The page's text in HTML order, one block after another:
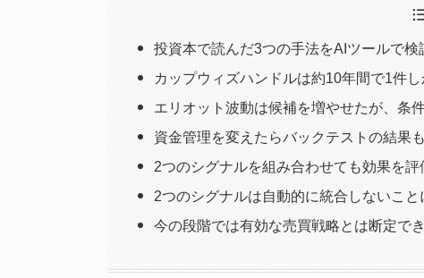
投資本で読んだ3つの手法をAIツールで検
カップウィズハンドルは約10年間で1件
エリオット波動は候補を増やせたが、条
資金管理を変えたらバックテストの結果
2つのシグナルを組み合わせても効果を評
2つのシグナルは自動的に統合しないこと
今の段階では有効な売買戦略とは断定で